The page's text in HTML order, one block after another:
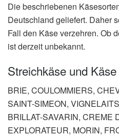
Die beschriebenen
Deutschland geliefert. Daher
Fall den Käse verzehren. Ob
ist derzeit unbekannt.
Streichkäse und Käse
BRIE, COULOMMIERS,
SAINT-SIMEON,
BRILLAT-SAVARIN, CREME
EXPLORATEUR, MORIN,